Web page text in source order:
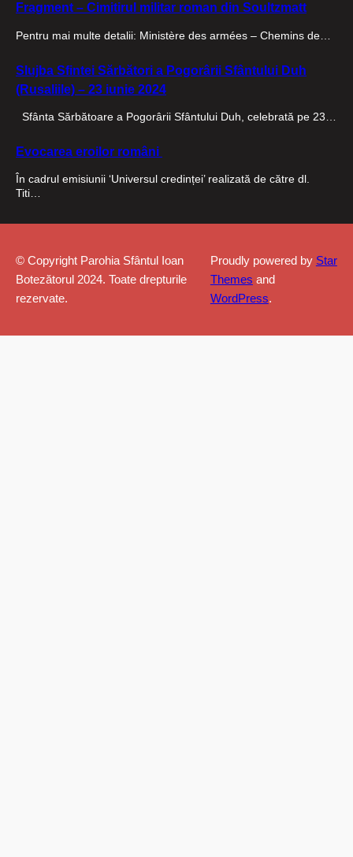
Fragment – Cimitirul militar roman din Soultzmatt
Pentru mai multe detalii: Ministère des armées – Chemins de…
Slujba Sfintei Sărbători a Pogorârii Sfântului Duh
(Rusaliile) – 23 iunie 2024
Sfânta Sărbătoare a Pogorârii Sfântului Duh, celebrată pe 23…
Evocarea eroilor români
În cadrul emisiunii ‘Universul credinței’ realizată de către dl.
Titi…
© Copyright Parohia Sfântul Ioan
Botezătorul 2024. Toate drepturile
rezervate.
Proudly powered by Star
Themes and
WordPress.